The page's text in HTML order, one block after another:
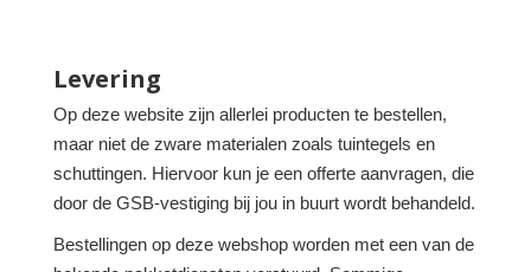
Levering
Op deze website zijn allerlei producten te bestellen,
maar niet de zware materialen zoals tuintegels en
schuttingen. Hiervoor kun je een offerte aanvragen, die
door de GSB-vestiging bij jou in buurt wordt behandeld.
Bestellingen op deze webshop worden met een van de